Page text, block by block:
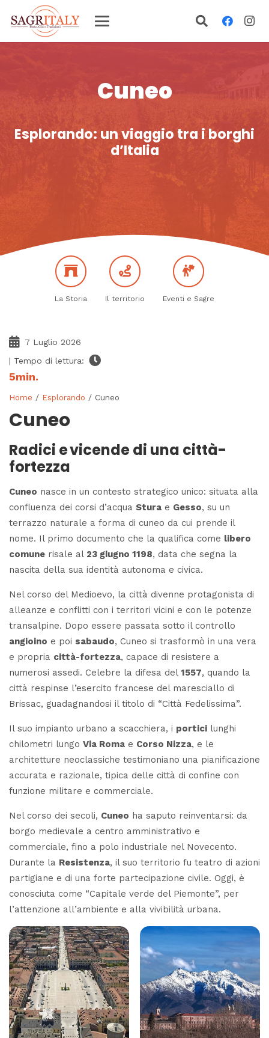
Cuneo
Esplorando: un viaggio tra i borghi
d’Italia
La Storia Il territorio Eventi e Sagre
7 Luglio 2026
| Tempo di lettura:
5min.
Home / Esplorando / Cuneo
Cuneo
Radici e vicende di una città-
fortezza
Cuneo nasce in un contesto strategico unico: situata alla
confluenza dei corsi d’acqua Stura e Gesso, su un
terrazzo naturale a forma di cuneo da cui prende il
nome. Il primo documento che la qualifica come libero
comune risale al 23 giugno 1198, data che segna la
nascita della sua identità autonoma e civica.
Nel corso del Medioevo, la città divenne protagonista di
alleanze e conflitti con i territori vicini e con le potenze
transalpine. Dopo essere passata sotto il controllo
angioino e poi sabaudo, Cuneo si trasformò in una vera
e propria città-fortezza, capace di resistere a
numerosi assedi. Celebre la difesa del 1557, quando la
città respinse l’esercito francese del maresciallo di
Brissac, guadagnandosi il titolo di “Città Fedelissima”.
Il suo impianto urbano a scacchiera, i portici lunghi
chilometri lungo Via Roma e Corso Nizza, e le
architetture neoclassiche testimoniano una pianificazione
accurata e razionale, tipica delle città di confine con
funzione militare e commerciale.
Nel corso dei secoli, Cuneo ha saputo reinventarsi: da
borgo medievale a centro amministrativo e
commerciale, fino a polo industriale nel Novecento.
Durante la Resistenza, il suo territorio fu teatro di azioni
partigiane e di una forte partecipazione civile. Oggi, è
conosciuta come “Capitale verde del Piemonte”, per
l’attenzione all’ambiente e alla vivibilità urbana.